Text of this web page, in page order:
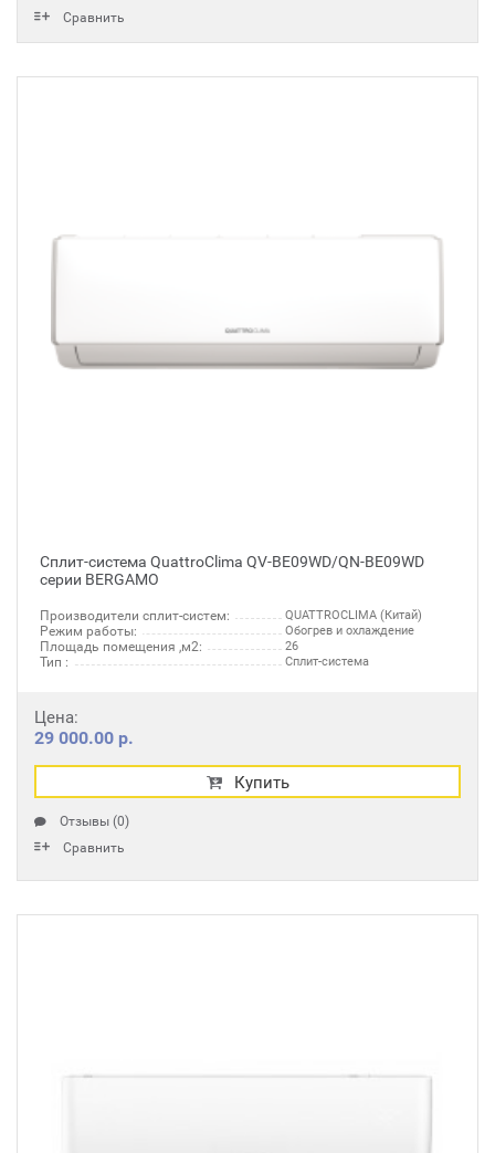
Сравнить
Сплит-система QuattroClima QV-BE09WD/QN-BE09WD
серии BERGAMO
Производители сплит-систем: QUATTROCLIMA (Китай)
Режим работы: Обогрев и охлаждение
Площадь помещения ,м2: 26
Тип : Сплит-система
Цена:
29 000.00 р.
Купить
Отзывы (0)
Сравнить